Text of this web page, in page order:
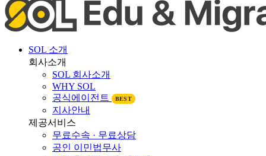
회사소개
SOL 회사소개
WHY SOL
공식에이전트
지사안내
제공서비스
무료수속 · 무료상담
공인 이민법무사
SOL 온라인 수속시스템